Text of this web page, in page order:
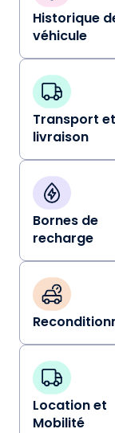
Historique
véhicule
Transport et
livraison
Bornes de
recharge
Location et
Mobilité